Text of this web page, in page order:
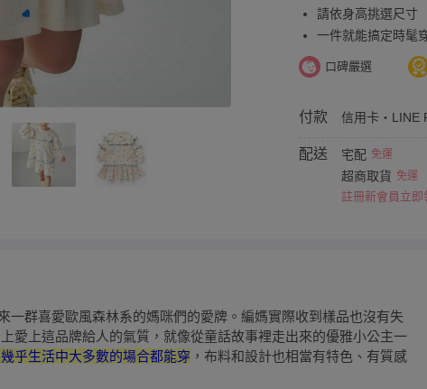
請依身高挑選尺寸
一件就能搞定時髦
口碑嚴選
付款 信用卡・LINE
配送 宅配 免運
超商取貨 免運
註冊新會員立
一群喜愛歐風森林系的媽咪們的愛牌。編媽實際收到樣品也沒有失
愛上這品牌給人的氣質，就像從童話故事裡走出來的優雅小公主一
乎生活中大多數的場合都能穿 ，布料和設計也相當有特色、有質感